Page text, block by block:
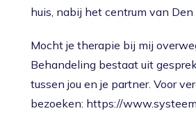
huis, nabij het centrum van
Mocht je therapie bij mij
Behandeling bestaat uit
tussen jou en je partner. Voor
bezoeken: https://